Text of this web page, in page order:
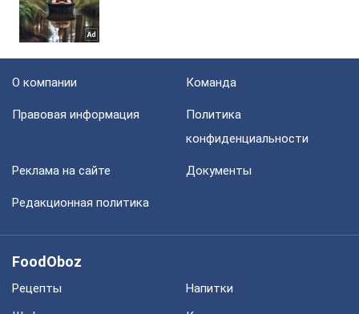
О компании Команда
Правовая информация
Политика
конфиденциальности
Реклама на сайте Документы
Редакционная политика
FoodOboz
Рецепты
Напитки